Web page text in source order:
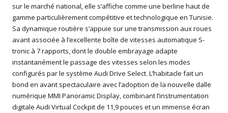
sur le marché national, elle s’affiche comme une berline haut de
gamme particulièrement compétitive et technologique en Tunisie.
Sa dynamique routière s’appuie sur une transmission aux roues
avant associée à l’excellente boîte de vitesses automatique S-
tronic à 7 rapports, dont le double embrayage adapte
instantanément le passage des vitesses selon les modes
configurés par le système Audi Drive Select. L’habitacle fait un
bond en avant spectaculaire avec l’adoption de la nouvelle dalle
numérique MMI Panoramic Display, combinant l’instrumentation
digitale Audi Virtual Cockpit de 11,9 pouces et un immense écran